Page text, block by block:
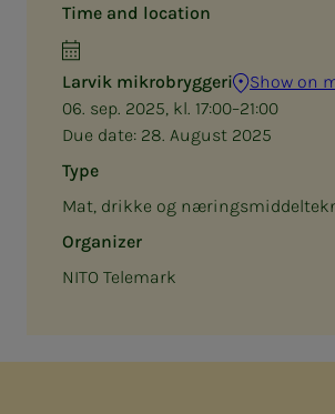
Time and location
Larvik mikrobryggeri
Show on
06. sep. 2025, kl. 17:00–21:00
Due date: 28. August 2025
Type
Mat, drikke og
Organizer
NITO Telemark